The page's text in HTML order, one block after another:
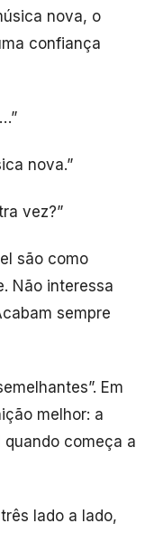
nova, o
confiança
nova.”
vez?”
são como
Não interessa
sempre
Em
melhor: a
começa a
lado a lado,